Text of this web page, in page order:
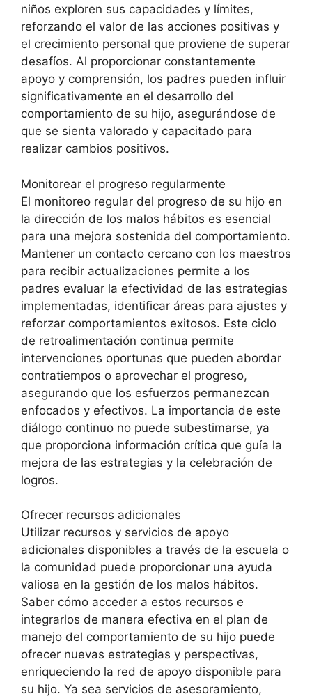
niños exploren sus capacidades y límites,
reforzando el valor de las acciones positivas y
el crecimiento personal que proviene de superar
desafíos. Al proporcionar constantemente
apoyo y comprensión, los padres pueden influir
significativamente en el desarrollo del
comportamiento de su hijo, asegurándose de
que se sienta valorado y capacitado para
realizar cambios positivos.
Monitorear el progreso regularmente
El monitoreo regular del progreso de su hijo en
la dirección de los malos hábitos es esencial
para una mejora sostenida del comportamiento.
Mantener un contacto cercano con los maestros
para recibir actualizaciones permite a los
padres evaluar la efectividad de las estrategias
implementadas, identificar áreas para ajustes y
reforzar comportamientos exitosos. Este ciclo
de retroalimentación continua permite
intervenciones oportunas que pueden abordar
contratiempos o aprovechar el progreso,
asegurando que los esfuerzos permanezcan
enfocados y efectivos. La importancia de este
diálogo continuo no puede subestimarse, ya
que proporciona información crítica que guía la
mejora de las estrategias y la celebración de
logros.
Ofrecer recursos adicionales
Utilizar recursos y servicios de apoyo
adicionales disponibles a través de la escuela o
la comunidad puede proporcionar una ayuda
valiosa en la gestión de los malos hábitos.
Saber cómo acceder a estos recursos e
integrarlos de manera efectiva en el plan de
manejo del comportamiento de su hijo puede
ofrecer nuevas estrategias y perspectivas,
enriqueciendo la red de apoyo disponible para
su hijo. Ya sea servicios de asesoramiento,